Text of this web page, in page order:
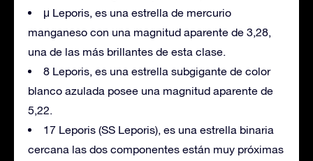
μ Leporis, es una estrella de mercurio
manganeso con una magnitud aparente de 3,28,
una de las más brillantes de esta clase.
8 Leporis, es una estrella subgigante de color
blanco azulada posee una magnitud aparente de
5,22.
17 Leporis (SS Leporis), es una estrella binaria
cercana las dos componentes están muy próximas